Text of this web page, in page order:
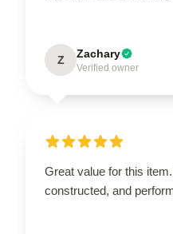
Z Zachary
Verified owner
Great value for this
constructed, and